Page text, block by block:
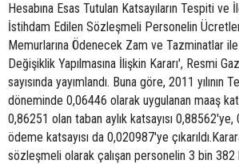
Hesabına Esas Tutulan Katsayıların Tespiti ve
İstihdam Edilen Sözleşmeli Personelin
Memurlarına Ödenecek Zam ve Tazminatlar
Değişiklik Yapılmasına İlişkin Kararı', Resmi
sayısında yayımlandı. Buna göre, 2011 yılının
döneminde 0,06446 olarak uygulanan maaş
0,86251 olan taban aylık katsayısı
ödeme katsayısı da 0,020987'ye
sözleşmeli olarak çalışan personelin 3 bin 382